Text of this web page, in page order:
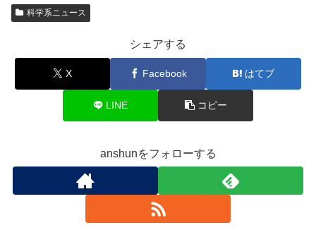
科学系ニュース
シェアする
X Facebook はてブ
LINE コピー
anshunをフォローする